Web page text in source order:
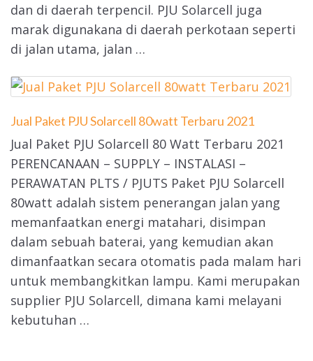
dan di daerah terpencil. PJU Solarcell juga
marak digunakana di daerah perkotaan seperti
di jalan utama, jalan …
Jual Paket PJU Solarcell 80watt Terbaru 2021
Jual Paket PJU Solarcell 80 Watt Terbaru 2021
PERENCANAAN – SUPPLY – INSTALASI –
PERAWATAN PLTS / PJUTS Paket PJU Solarcell
80watt adalah sistem penerangan jalan yang
memanfaatkan energi matahari, disimpan
dalam sebuah baterai, yang kemudian akan
dimanfaatkan secara otomatis pada malam hari
untuk membangkitkan lampu. Kami merupakan
supplier PJU Solarcell, dimana kami melayani
kebutuhan …